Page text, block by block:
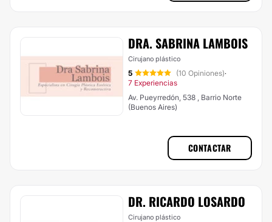
DRA. SABRINA LAMBOIS
Cirujano plástico
5 (10 Opiniones)·
7 Experiencias
Av. Pueyrredón, 538 , Barrio Norte
(Buenos Aires)
CONTACTAR
DR. RICARDO LOSARDO
Cirujano plástico